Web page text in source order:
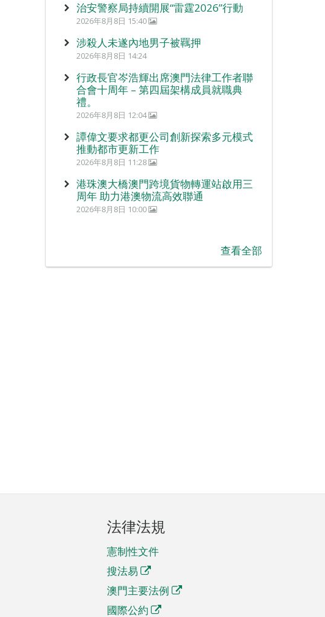
治安警察局持續開展“雷霆2026”行動
2026年8月8日 15:40
涉殺人未遂內地男子被羈押
2026年8月8日 14:24
行政長官岑浩輝出席澳門法律工作者聯
合會十周年 – 第四屆架構成員就職典
禮。
2026年8月8日 12:04
譚偉文要求都更公司創新探索多元模式
推動都市更新工作
2026年8月8日 11:28
港珠澳大橋澳門跨境貨物轉運站啟用三
周年 助力港澳物流高效聯通
2026年8月8日 10:00
查看全部
法律法規
憲制性文件
搜法易
澳門主要法例
國際公約